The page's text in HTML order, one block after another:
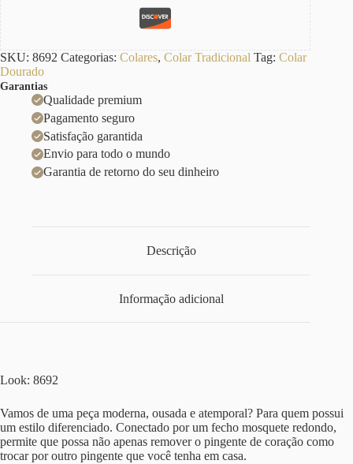
SKU: 8692 Categorias: Colares, Colar Tradicional Tag: Colar
Dourado
Garantias
Qualidade premium
Pagamento seguro
Satisfação garantida
Envio para todo o mundo
Garantia de retorno do seu dinheiro
Descrição
Informação adicional
Look: 8692
Vamos de uma peça moderna, ousada e atemporal? Para quem possui
um estilo diferenciado. Conectado por um fecho mosquete redondo,
permite que possa não apenas remover o pingente de coração como
trocar por outro pingente que você tenha em casa.